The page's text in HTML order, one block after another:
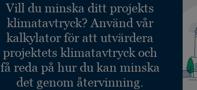
Vill du minska ditt projekts
klimatavtryck? Använd vår
kalkylator för att utvärdera
projektets klimatavtryck och
få reda på hur du kan minska
det genom återvinning.